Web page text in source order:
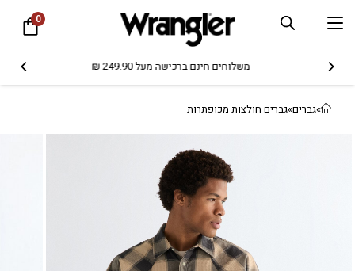
0
משלוחים חינם ברכישה מעל 249.90 ₪
»גברים»גברים חולצות מכופתרות